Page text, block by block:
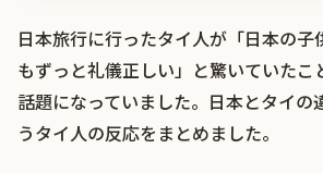
日本旅行に行ったタイ人が「日本の子
もずっと礼儀正しい」と驚いていたこ
話題になっていました。日本とタイの
うタイ人の反応をまとめました。